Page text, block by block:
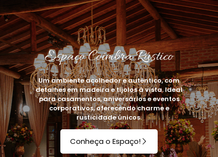
Espaço Coimbra Rústico
Um ambiente acolhedor e autêntico, com
detalhes em madeira e tijolos à vista. Ideal
para casamentos, aniversários e eventos
corporativos, oferecendo charme e
rusticidade únicos.
Conheça o Espaço!